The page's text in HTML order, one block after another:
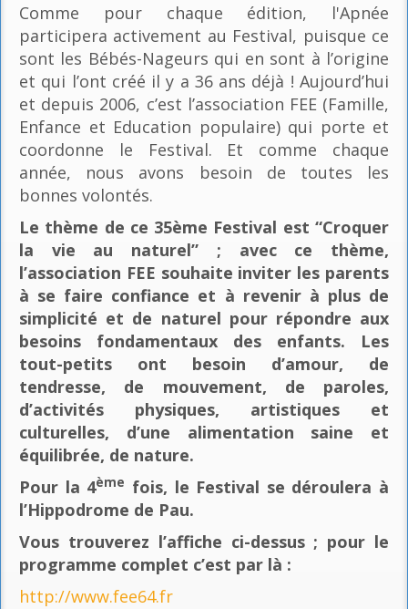
Comme pour chaque édition, l'Apnée
participera activement au Festival, puisque ce
sont les Bébés-Nageurs qui en sont à l’origine
et qui l’ont créé il y a 36 ans déjà ! Aujourd’hui
et depuis 2006, c’est l’association FEE (Famille,
Enfance et Education populaire) qui porte et
coordonne le Festival. Et comme chaque
année, nous avons besoin de toutes les
bonnes volontés.
Le thème de ce 35ème Festival est “Croquer
la vie au naturel” ; avec ce thème,
l’association FEE souhaite inviter les parents
à se faire confiance et à revenir à plus de
simplicité et de naturel pour répondre aux
besoins fondamentaux des enfants. Les
tout-petits ont besoin d’amour, de
tendresse, de mouvement, de paroles,
d’activités physiques, artistiques et
culturelles, d’une alimentation saine et
équilibrée, de nature.
Pour la 4ème fois, le Festival se déroulera à
l’Hippodrome de Pau.
Vous trouverez l’affiche ci-dessus ; pour le
programme complet c’est par là :
http://www.fee64.fr